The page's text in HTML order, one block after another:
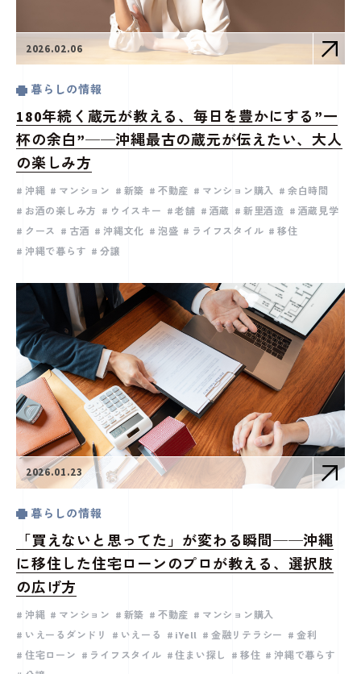
2026.02.06
暮らしの情報
180年続く蔵元が教える、毎日を豊かにする”一
杯の余白”──沖縄最古の蔵元が伝えたい、大人
の楽しみ方
沖縄 マンション 新築 不動産 マンション購入
余白時間
お酒の楽しみ方
ウイスキー 老舗 酒蔵 新里酒造
酒蔵見学
クース
古酒 沖縄文化 泡盛 ライフスタイル
移住
沖縄で暮らす
分譲
2026.01.23
暮らしの情報
「買えないと思ってた」が変わる瞬間──沖縄
に移住した住宅ローンのプロが教える、選択肢
の広げ方
沖縄 マンション 新築 不動産
マンション購入
いえーるダンドリ
いえーる iYell 金融リテラシー
金利
住宅ローン
ライフスタイル 住まい探し 移住
沖縄で暮らす